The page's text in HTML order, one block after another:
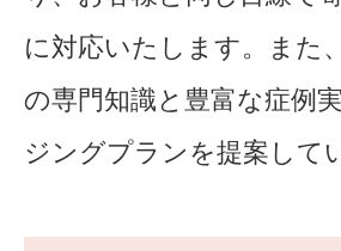
に対応いたします。また
の専門知識と豊富な症例
ジングプランを提案して